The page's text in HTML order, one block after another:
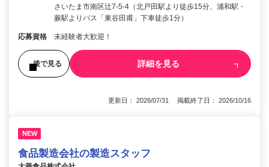
さいたま市南区辻7-5-4（北戸田駅より徒歩15分、浦和駅・
蕨駅よりバス「東谷田甫」下車徒歩1分）
応募資格 未経験者大歓迎！
後で見る 詳細を見る
更新日： 2026/07/31 掲載終了日： 2026/10/16
NEW
食品製造会社の製造スタッフ